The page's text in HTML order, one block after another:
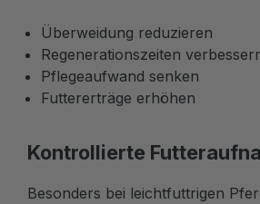
Überweidung reduzieren
Regenerationszeiten
Pflegeaufwand senken
Futtererträge erhöhen
Kontrollierte
Besonders bei leichtfuttrigen